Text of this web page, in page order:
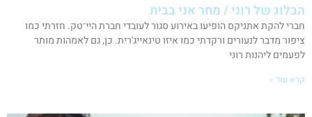
הבלוג של רוני / מחר אני בבית
חברי להקת אתניקס הופיעו באירוע סגור לעובדי חברת היי־טק. חזרתי כמו
ציפור מדבר לנעורים ורקדתי כמו איזו טינאייג'רית. כן, גם לאמהות מותר
לפעמים ליהנות רוני
קרא עוד »